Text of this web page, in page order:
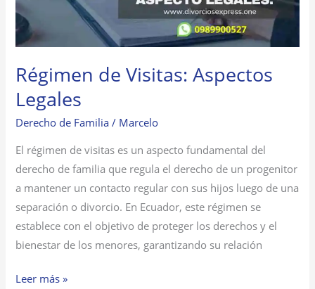
Régimen de Visitas: Aspectos
Legales
Derecho de Familia / Marcelo
El régimen de visitas es un aspecto fundamental del
derecho de familia que regula el derecho de un progenitor
a mantener un contacto regular con sus hijos luego de una
separación o divorcio. En Ecuador, este régimen se
establece con el objetivo de proteger los derechos y el
bienestar de los menores, garantizando su relación
Leer más »